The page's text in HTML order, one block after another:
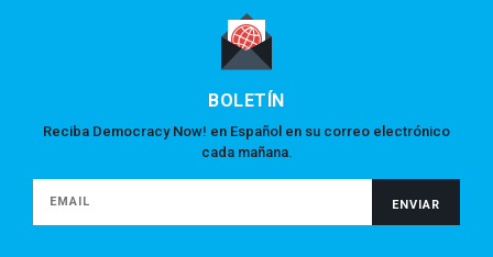
BOLETÍN
Reciba Democracy Now! en Español en su correo electrónico
cada mañana.